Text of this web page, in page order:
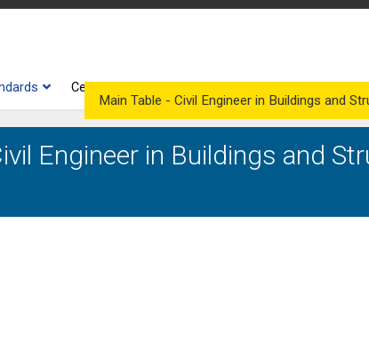
Certificate Supplements
Engineer in Buildings and
Main Table - Civil Engineer in Buildings and